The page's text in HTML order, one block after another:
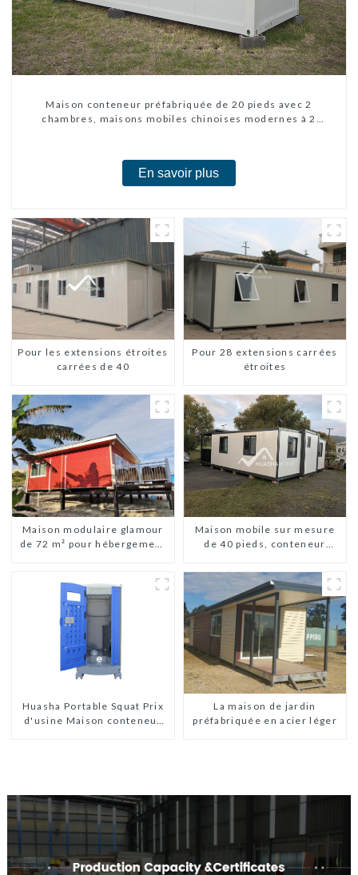
Maison conteneur préfabriquée de 20 pieds avec 2
chambres, maisons mobiles chinoises modernes à 2
En savoir plus
Pour les extensions étroites
carrées de 40
Pour 28 extensions carrées
étroites
Maison modulaire glamour
de 72 m² pour hébergement
Maison mobile sur mesure
de 40 pieds, conteneur
Huasha Portable Squat Prix
d'usine Maison conteneur
Personnalisée
La maison de jardin
préfabriquée en acier léger